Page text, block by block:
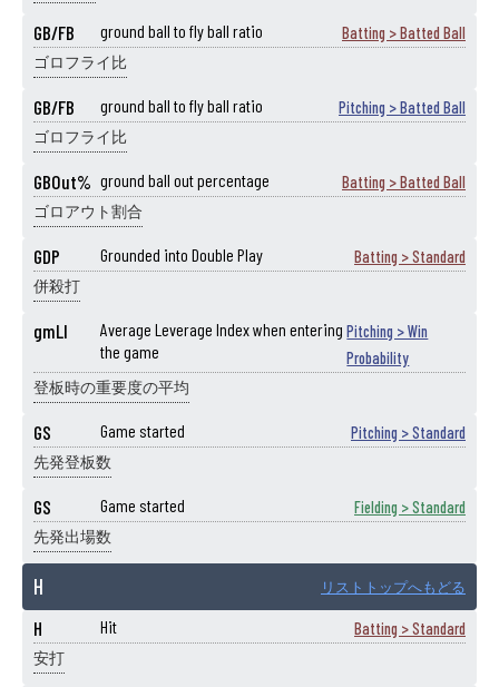
GB/FB ground ball to fly ball ratio Batting > Batted Ball
ゴロフライ比
GB/FB ground ball to fly ball ratio Pitching > Batted Ball
ゴロフライ比
GBOut% ground ball out percentage Batting > Batted Ball
ゴロアウト割合
GDP Grounded into Double Play Batting > Standard
併殺打
gmLI
Average Leverage Index when entering
the game
Pitching > Win
Probability
登板時の重要度の平均
GS Game started Pitching > Standard
先発登板数
GS Game started Fielding > Standard
先発出場数
H リストトップへもどる
H Hit Batting > Standard
安打